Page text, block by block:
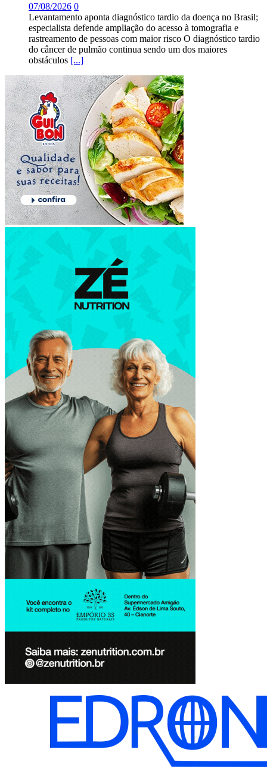
07/08/2026 0
Levantamento aponta diagnóstico tardio da doença no Brasil;
especialista defende ampliação do acesso à tomografia e
rastreamento de pessoas com maior risco O diagnóstico tardio
do câncer de pulmão continua sendo um dos maiores
obstáculos [...]